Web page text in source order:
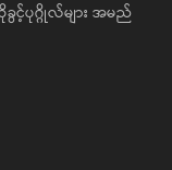
ခွင့်ပုဂ္ဂိုလ်များ အမည်